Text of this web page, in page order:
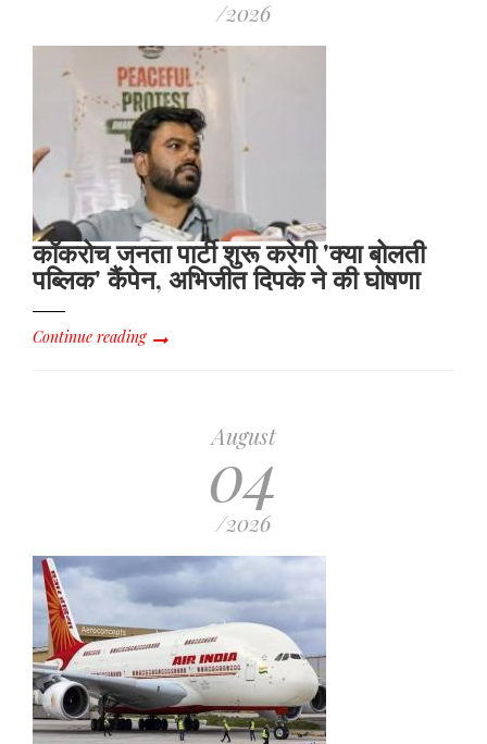
/2026
कॉकरोच जनता पार्टी शुरू करेगी 'क्या बोलती
पब्लिक' कैंपेन, अभिजीत दिपके ने की घोषणा
Continue reading
August
04
/2026